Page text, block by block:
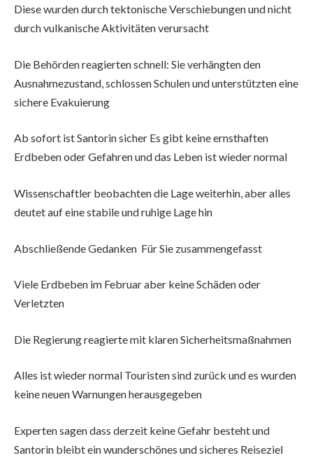
Diese wurden durch tektonische Verschiebungen und nicht
durch vulkanische Aktivitäten verursacht
Die Behörden reagierten schnell: Sie verhängten den
Ausnahmezustand, schlossen Schulen und unterstützten eine
sichere Evakuierung
Ab sofort ist Santorin sicher Es gibt keine ernsthaften
Erdbeben oder Gefahren und das Leben ist wieder normal
Wissenschaftler beobachten die Lage weiterhin, aber alles
deutet auf eine stabile und ruhige Lage hin
Abschließende Gedanken Für Sie zusammengefasst
Viele Erdbeben im Februar aber keine Schäden oder
Verletzten
Die Regierung reagierte mit klaren Sicherheitsmaßnahmen
Alles ist wieder normal Touristen sind zurück und es wurden
keine neuen Warnungen herausgegeben
Experten sagen dass derzeit keine Gefahr besteht und
Santorin bleibt ein wunderschönes und sicheres Reiseziel